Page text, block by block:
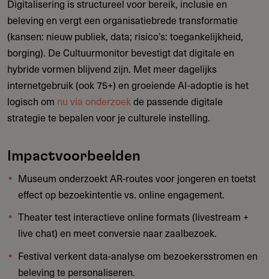
Digitalisering is structureel voor bereik, inclusie en
beleving en vergt een organisatiebrede transformatie
(kansen: nieuw publiek, data; risico’s: toegankelijkheid,
borging). De Cultuurmonitor bevestigt dat digitale en
hybride vormen blijvend zijn. Met meer dagelijks
internetgebruik (ook 75+) en groeiende AI-adoptie is het
logisch om nu via onderzoekde passende digitale
strategie te bepalen voor je culturele instelling.
Impactvoorbeelden
Museum onderzoekt AR-routes voor jongeren en toetst
effect op bezoekintentie vs. online engagement.
Theater test interactieve online formats (livestream +
live chat) en meet conversie naar zaalbezoek.
Festival verkent data-analyse om bezoekersstromen en
beleving te personaliseren.